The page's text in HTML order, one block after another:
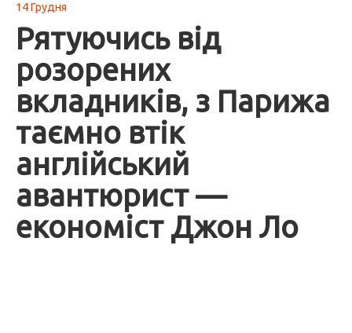
14 Грудня
Рятуючись від
розорених
вкладників, з Парижа
таємно втік
англійський
авантюрист —
економіст Джон Ло